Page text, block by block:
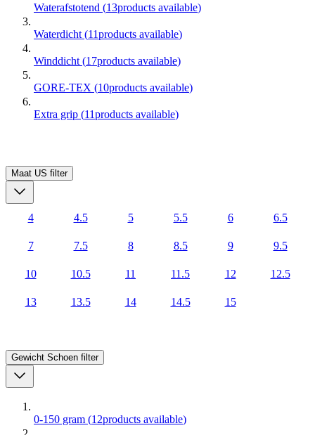
Waterafstotend (13products available)
Waterdicht (11products available)
Winddicht (17products available)
GORE-TEX (10products available)
Extra grip (11products available)
Maat US filter
4 4.5 5 5.5 6 6.5
7 7.5 8 8.5 9 9.5
10 10.5 11 11.5 12 12.5
13 13.5 14 14.5 15
Gewicht Schoen filter
0-150 gram (12products available)